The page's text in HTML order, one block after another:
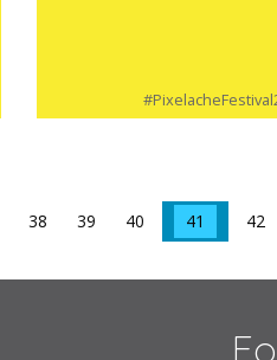
38 39 40 41 42